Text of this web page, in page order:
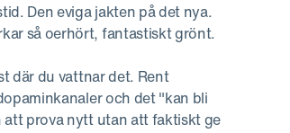
Den eviga jakten på det nya.
så oerhört, fantastiskt grönt.
där du vattnar det. Rent
och det "kan bli
prova nytt utan att faktiskt ge